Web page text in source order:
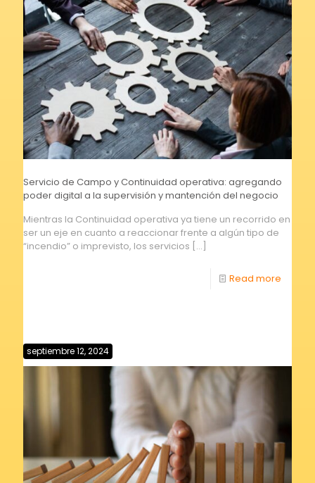
Servicio de Campo y Continuidad operativa: agregando
poder digital a la supervisión y mantención del negocio
Mientras la Continuidad operativa ya tiene un recorrido en
ser un eje en cuanto a reaccionar frente a algún tipo de
“incendio” o imprevisto, los servicios […]
Read more
septiembre 12, 2024